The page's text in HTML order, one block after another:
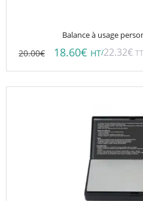
Balance à usage
20.00€ 18.60€ HT/22.32€